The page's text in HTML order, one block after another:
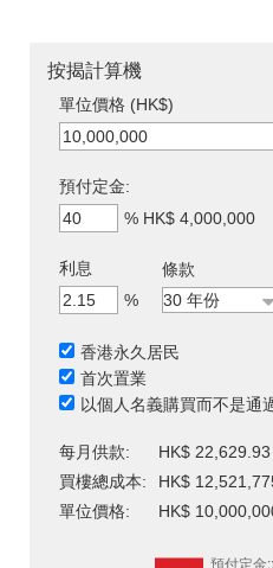
按揭計算機
單位價格 (HK$)
預付定金:
% HK$ 4,000,000
利息
%
條款
香港永久居民
首次置業
以個人名義購買而不是通
每月供款:
HK$ 22,629.93
買樓總成本:
HK$
單位價格:
HK$